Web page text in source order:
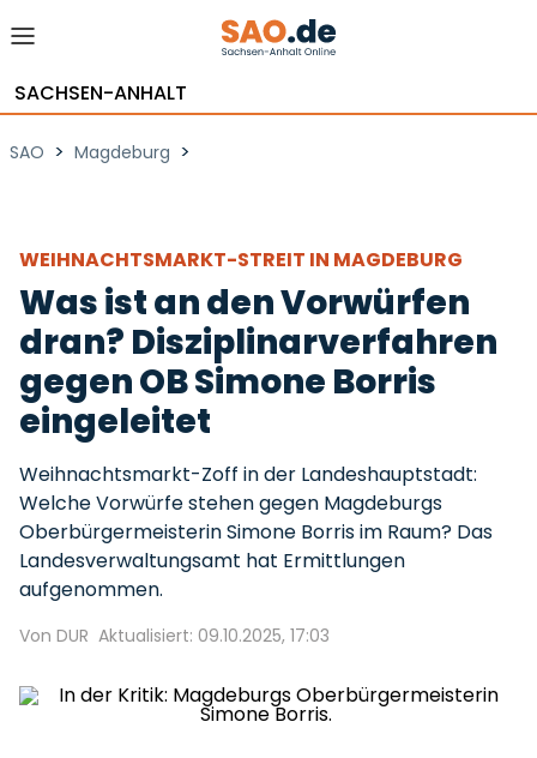
SACHSEN-ANHALT
SAO > Magdeburg >
WEIHNACHTSMARKT-STREIT IN MAGDEBURG
Was ist an den Vorwürfen
dran? Disziplinarverfahren
gegen OB Simone Borris
eingeleitet
Weihnachtsmarkt-Zoff in der Landeshauptstadt:
Welche Vorwürfe stehen gegen Magdeburgs
Oberbürgermeisterin Simone Borris im Raum? Das
Landesverwaltungsamt hat Ermittlungen
aufgenommen.
Von DUR Aktualisiert: 09.10.2025, 17:03